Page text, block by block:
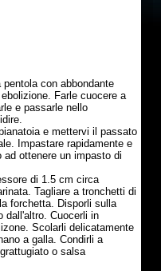
con abbondante
Farle cuocere a
e passarle nello
e mettervi il passato
Impastare rapidamente e
ad ottenere un impasto di
di 1.5 cm circa
Tagliare a tronchetti di
forchetta. Disporli sulla
dall'altro. Cuocerli in
Scolarli delicatamente
a galla. Condirli a
o salsa